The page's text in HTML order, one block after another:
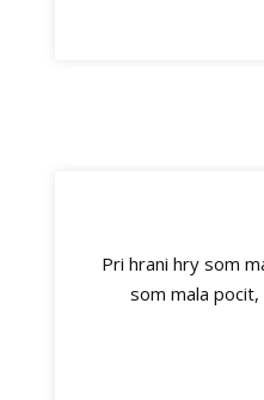
Pri hrani hry som
som mala